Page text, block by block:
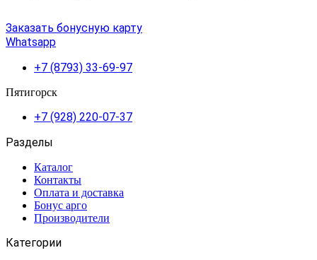
Заказать бонусную карту
Whatsapp
+7 (8793) 33-69-97
Пятигорск
+7 (928) 220-07-37
Разделы
Каталог
Контакты
Оплата и доставка
Бонус арго
Производители
Категории